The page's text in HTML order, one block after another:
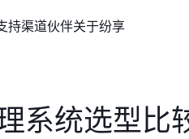
持渠道伙伴关于纷享
系统选型比